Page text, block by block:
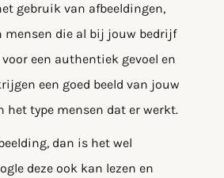
gebruik van afbeeldingen,
mensen die al bij jouw bedrijf
een authentiek gevoel en
een goed beeld van jouw
het type mensen dat er werkt.
dan is het wel
deze ook kan lezen en